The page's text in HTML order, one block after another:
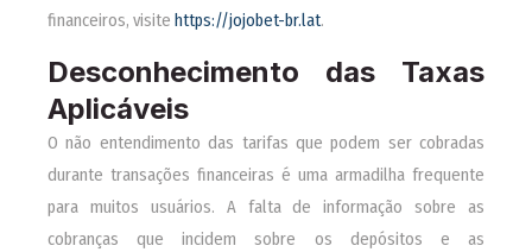
financeiros, visite https://jojobet-br.lat.
Desconhecimento das Taxas
Aplicáveis
O não entendimento das tarifas que podem ser cobradas
durante transações financeiras é uma armadilha frequente
para muitos usuários. A falta de informação sobre as
cobranças que incidem sobre os depósitos e as